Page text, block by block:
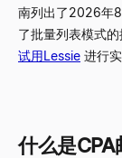
南列出了2026年
了批量列表模式
试用Lessie 进行
什么是CPA